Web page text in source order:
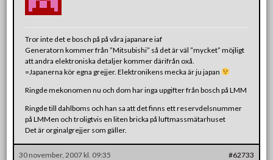
Tror inte det e bosch på på våra japanare iaf
Generatorn kommer från ”Mitsubishi” så det är väl ”mycket” möjligt
att andra elektroniska detaljer kommer därifrån oxå.
=Japanerna kör egna grejjer. Elektronikens mecka är ju japan
Ringde mekonomen nu och dom har inga upgifter från bosch på LMM
Ringde till dahlboms och han sa att det finns ett reservdelsnummer
på LMMen och troligtvis en liten bricka på luftmassmätarhuset
Det är orginalgrejjer som gäller.
30 november, 2007 kl. 09:35 #62733